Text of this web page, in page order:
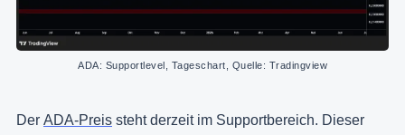
ADA: Supportlevel, Tageschart, Quelle: Tradingview
Der ADA-Preis steht derzeit im Supportbereich. Dieser